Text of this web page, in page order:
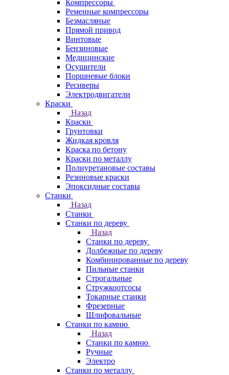
Компрессоры
Ременные компрессоры
Безмасляные
Прямой привод
Винтовые
Бензиновые
Медицинские
Осушители
Поршневые блоки
Ресиверы
Электродвигатели
Краски
Назад
Краски
Грунтовки
Жидкая кровля
Краска по бетону
Краски по металлу
Полиуретановые составы
Резиновые краски
Эпоксидные составы
Станки
Назад
Станки
Станки по дереву
Назад
Станки по дереву
Долбежные по дереву
Комбинированные по дереву
Пильные станки
Строгальные
Стружкоотсосы
Токарные станки
Фрезерные
Шлифовальные
Станки по камню
Назад
Станки по камню
Ручные
Электро
Станки по металлу